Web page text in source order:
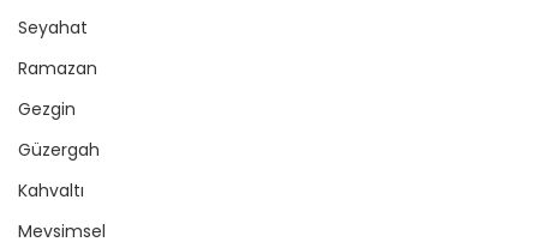
Seyahat
Ramazan
Gezgin
Güzergah
Kahvaltı
Mevsimsel